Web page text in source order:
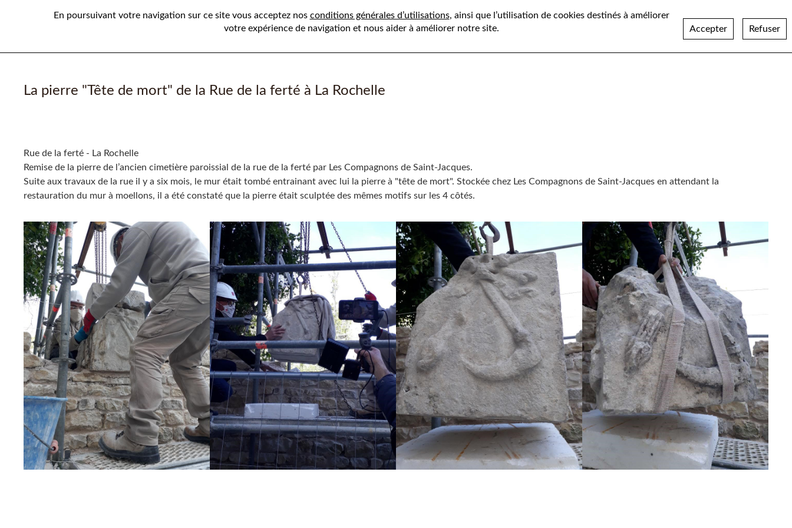
En poursuivant votre navigation sur ce site vous acceptez nos conditions générales d’utilisations, ainsi que l’utilisation de cookies destinés à améliorer
votre expérience de navigation et nous aider à améliorer notre site.
Accepter
Refuser
Recrutement Contact
La pierre "Tête de mort" de la Rue de la ferté à La Rochelle
Paragraphes
Rue de la ferté - La Rochelle
Remise de la pierre de l’ancien cimetière paroissial de la rue de la ferté par Les Compagnons de Saint-Jacques.
Suite aux travaux de la rue il y a six mois, le mur était tombé entrainant avec lui la pierre à "tête de mort". Stockée chez Les Compagnons de Saint-Jacques en attendant la
restauration du mur à moellons, il a été constaté que la pierre était sculptée des mêmes motifs sur les 4 côtés.